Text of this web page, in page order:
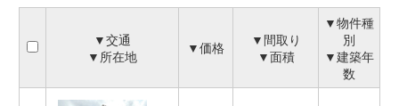
▼交通
▼所在地
▼価格
▼間取り
▼面積
▼物件種
別
▼建築年
数